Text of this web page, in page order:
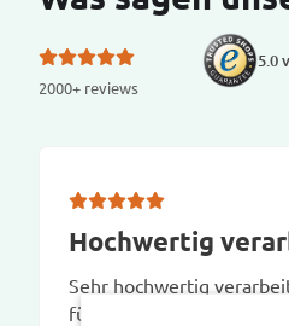
2000+ reviews
5.0
Hochwertig
Sehr hochwertig
für unser Audi A5 Cabrio